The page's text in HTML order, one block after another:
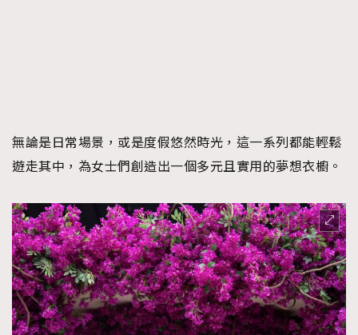
無論是日常場景，或是度假悠然時光，這一系列都能輕鬆
遊走其中，為女士們創造出一個多元且實用的夢想衣櫥。